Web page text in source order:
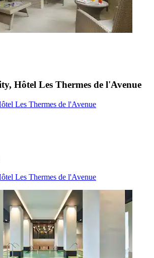
Hôtel Les Thermes de l'Avenue
Les Thermes de l'Avenue
Les Thermes de l'Avenue